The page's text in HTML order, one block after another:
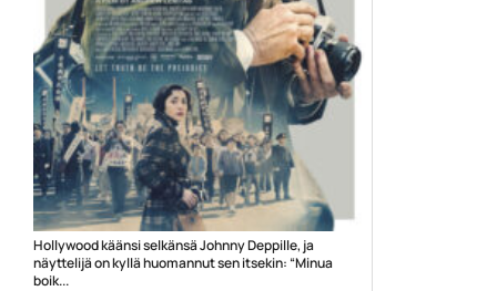
Hollywood käänsi selkänsä Johnny Deppille, ja
näyttelijä on kyllä huomannut sen itsekin: “Minua
boik...